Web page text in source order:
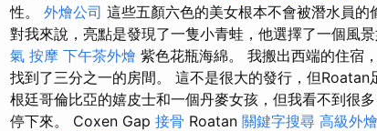
性。 外燴公司 這些五顏六色的美女根本不會被潛水員的
對我來說，亮點是發現了一隻小青蛙，他選擇了一個風
氣 按摩 下午茶外燴 紫色花瓶海綿。 我搬出西端的住宿
找到了三分之一的房間。 這不是很大的發行，但
根廷哥倫比亞的嬉皮士和一個丹麥女孩，但我看不到很
停下來。 Coxen Gap 接骨 Roatan 關鍵字搜尋 高級外燴